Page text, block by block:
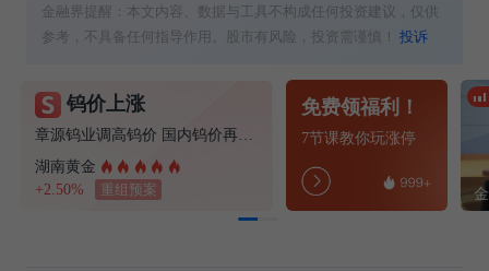
金融界提醒：本文内容、数据与工具不构成任何投资建议，仅供
参考，不具备任何指导作用。股市有风险，投资需谨慎！投诉
钨价上涨
章源钨业调高钨价 国内钨价再现涨价迹象
湖南黄金
+2.50%
重组预案
免费领福利！
7节课教你玩涨停